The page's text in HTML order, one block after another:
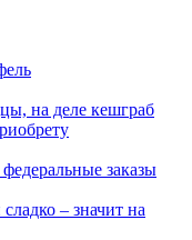
на деле кешграб
заказы
– значит на